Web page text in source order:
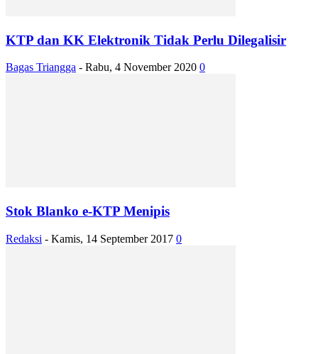
KTP dan KK Elektronik Tidak Perlu Dilegalisir
Bagas Triangga - Rabu, 4 November 2020 0
Stok Blanko e-KTP Menipis
Redaksi - Kamis, 14 September 2017 0